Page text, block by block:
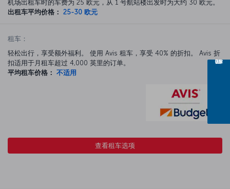
机场出租车时的车费为 25 欧元，从 1 号航站楼出发时为大约 30 欧元。
出租车平均价格： 25-30 欧元
租车：
轻松出行，享受额外福利。 使用 Avis 租车，享受 40% 的折扣。 Avis 折
扣适用于月租车超过 4,000 英里的订单。
平均租车价格： 不适用
查看租车选项